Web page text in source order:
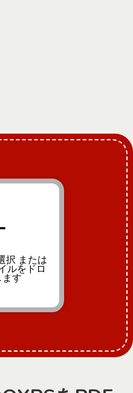
択 または
ルをドロ
ます